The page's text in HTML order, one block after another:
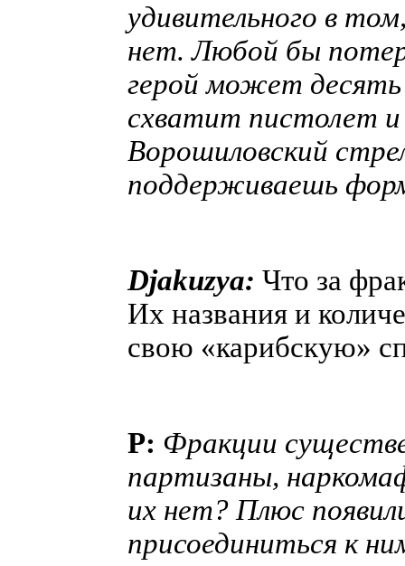
удивительного в
нет. Любой бы
герой может
схватит пистолет
Ворошиловский
поддерживаешь
Djakuzya: Что за
Их названия и
свою «карибскую»
P: Фракции
партизаны,
их нет? Плюс
присоединиться к